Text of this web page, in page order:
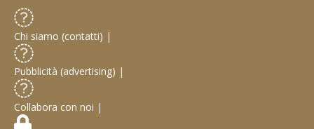
Chi siamo (contatti) |
Pubblicità (advertising) |
Collabora con noi |